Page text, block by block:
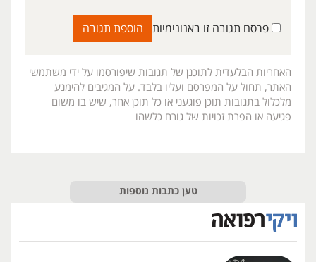
פרסם תגובה זו באנונימיות
האחריות הבלעדית לתוכנן של תגובות שיפורסמו על ידי משתמשי
האתר, תחול על המפרסם ועליו בלבד. על המגיבים להימנע
מלכלול בתגובות תוכן פוגעני או כל תוכן אחר, שיש בו משום
פגיעה או הפרת זכויות של גורם כלשהו
טען כתבות נוספות